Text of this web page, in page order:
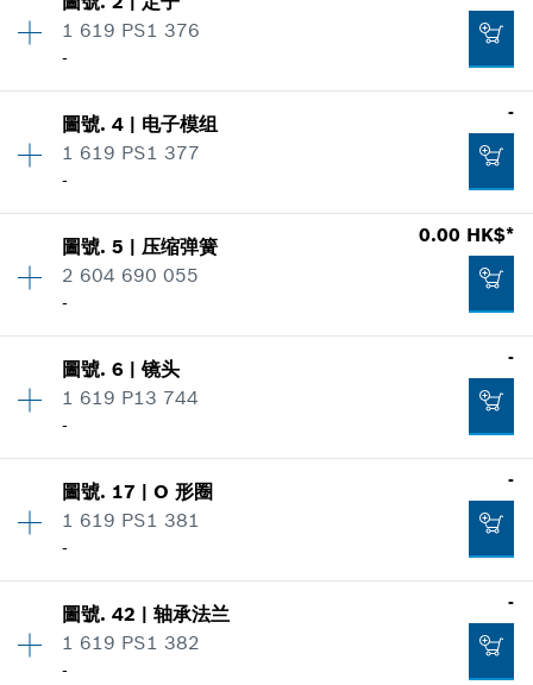
價格類組:-
顯示在插圖
-
添加到購物籃
1 619 PS1 376
-
價格類組:-
顯示在插圖
-
添加到購物籃
圖號.4 | 电子模组
1 619 PS1 377
-
-
價格類組:-
顯示在插圖
-
添加到購物籃
圖號.5 | 压缩弹簧
2 604 690 055
-
0.00 HK$*
數量 1
價格類組: 00
適用機種
顯示在插圖
0.00 HK$*
圖號.6 |镜头
1 619 P13 744
-
-
價格類組 :-
顯示在插圖
圖號. 17 |O 形圈
1 619 PS1 381
-
-
數量 1
價格類組:-
圖號.42 |轴承法兰
1 619 PS1 382
-
-